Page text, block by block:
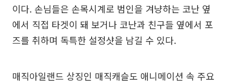
이다. 손님들은 손목시계로 범인을 겨냥하는 코난 옆
에서 직접 타겟이 돼 보거나 코난과 친구들 옆에서 포
즈를 취하며 독특한 설정샷을 남길 수 있다.
매직아일랜드 상징인 매직캐슬도 애니메이션 속 주요